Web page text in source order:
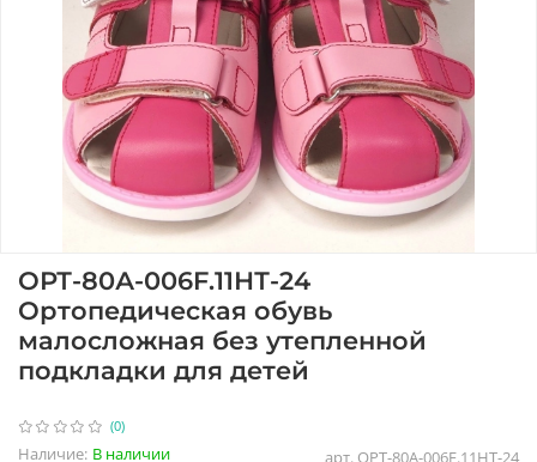
(0)
арт. ОРТ-80А-006F.11НТ-24
Наличие: В наличии
ОРТ-80А-006F.11НТ-24
Ортопедическая обувь
малосложная без утепленной
подкладки для детей